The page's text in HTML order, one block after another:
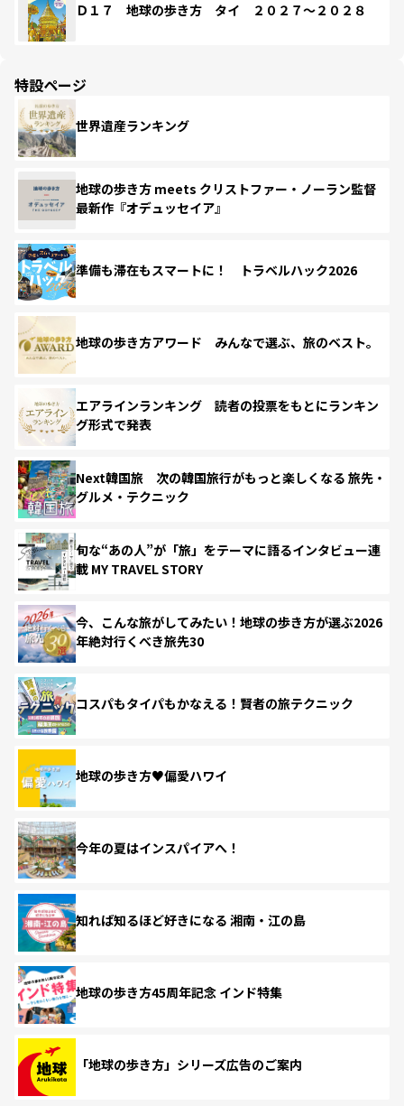
Ｄ１７ 地球の歩き方 タイ ２０２７～２０２８
特設ページ
世界遺産ランキング
地球の歩き方 meets クリストファー・ノーラン監督
最新作『オデュッセイア』
準備も滞在もスマートに！ トラベルハック2026
地球の歩き方アワード みんなで選ぶ、旅のベスト。
エアラインランキング 読者の投票をもとにランキン
グ形式で発表
Next韓国旅 次の韓国旅行がもっと楽しくなる 旅先・
グルメ・テクニック
旬な“あの人”が「旅」をテーマに語るインタビュー連
載 MY TRAVEL STORY
今、こんな旅がしてみたい！地球の歩き方が選ぶ2026
年絶対行くべき旅先30
コスパもタイパもかなえる！賢者の旅テクニック
地球の歩き方♥偏愛ハワイ
今年の夏はインスパイアへ！
知れば知るほど好きになる 湘南・江の島
地球の歩き方45周年記念 インド特集
「地球の歩き方」シリーズ広告のご案内